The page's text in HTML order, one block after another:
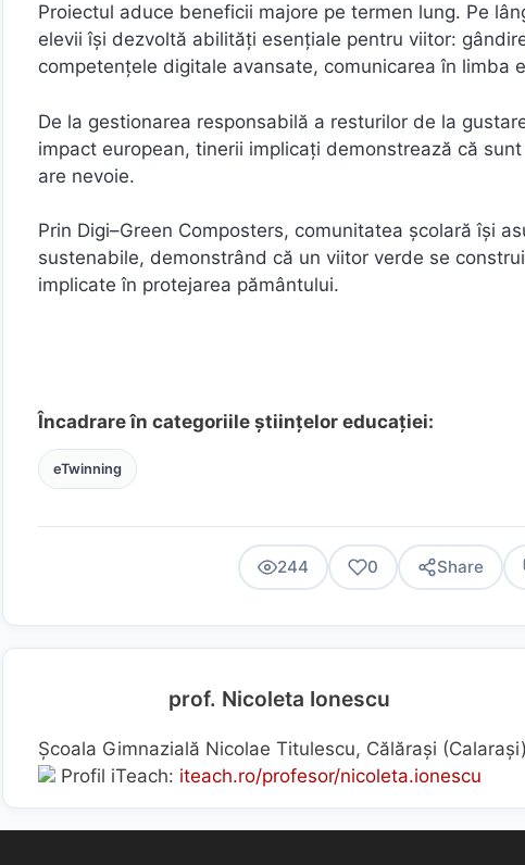
Proiectul aduce beneficii majore pe termen lung. Pe
elevii își dezvoltă abilități esențiale pentru viitor:
competențele digitale avansate, comunicarea în limba
De la gestionarea responsabilă a resturilor de la
impact european, tinerii implicați demonstrează că
are nevoie.
Prin Digi–Green Composters, comunitatea școlară își
sustenabile, demonstrând că un viitor verde se
implicate în protejarea pământului.
Încadrare în categoriile științelor educației:
eTwinning
244 0 Share
prof. Nicoleta Ionescu
Școala Gimnazială Nicolae Titulescu, Călărași
Profil iTeach: iteach.ro/profesor/nicoleta.ionescu